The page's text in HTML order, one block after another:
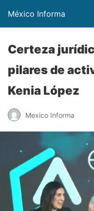
México Informa
Certeza
pilares de
Kenia López
Mexico Informa